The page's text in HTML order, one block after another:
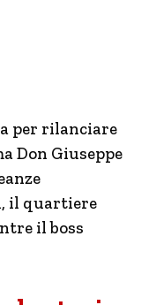
per rilanciare
Don Giuseppe
il quartiere
il boss